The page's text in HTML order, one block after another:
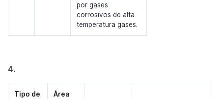
por gases
corrosivos de alta
temperatura gases.
4.
Tipo de
Área